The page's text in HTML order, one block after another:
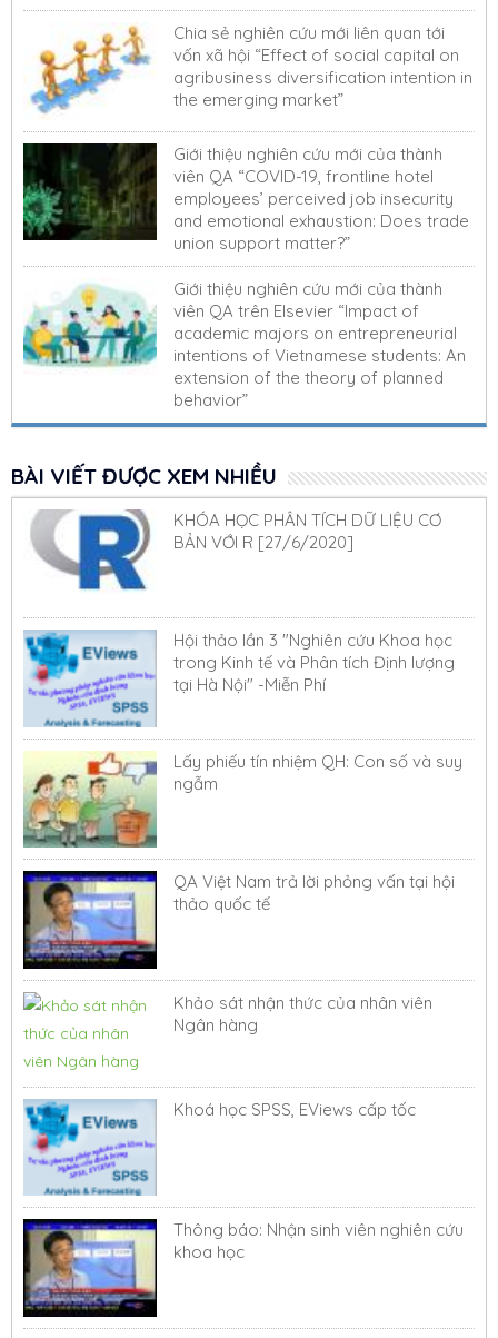
Chia sẻ nghiên cứu mới liên quan tới
vốn xã hội “Effect of social capital on
agribusiness diversification intention in
the emerging market”
Giới thiệu nghiên cứu mới của thành
viên QA “COVID-19, frontline hotel
employees’ perceived job insecurity
and emotional exhaustion: Does trade
union support matter?”
Giới thiệu nghiên cứu mới của thành
viên QA trên Elsevier “Impact of
academic majors on entrepreneurial
intentions of Vietnamese students: An
extension of the theory of planned
behavior”
BÀI VIẾT ĐƯỢC XEM NHIỀU
KHÓA HỌC PHÂN TÍCH DỮ LIỆU CƠ
BẢN VỚI R [27/6/2020]
Hội thảo lần 3 "Nghiên cứu Khoa học
trong Kinh tế và Phân tích Định lượng
tại Hà Nội" -Miễn Phí
Lấy phiếu tín nhiệm QH: Con số và suy
ngẫm
QA Việt Nam trả lời phỏng vấn tại hội
thảo quốc tế
Khảo sát nhận thức của nhân viên
Ngân hàng
Khoá học SPSS, EViews cấp tốc
Thông báo: Nhận sinh viên nghiên cứu
khoa học